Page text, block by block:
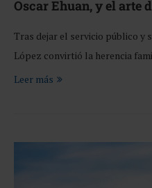
Oscar Ehuan, y el arte
Tras dejar el servicio público y
López convirtió la herencia
Leer más